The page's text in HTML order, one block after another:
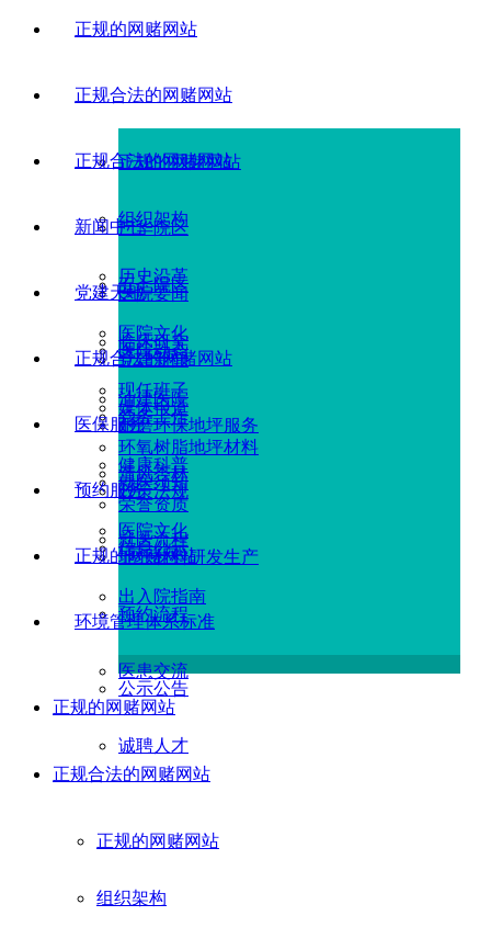
正规的网赌网站
正规合法的网赌网站
正规的网赌网站
组织架构
历史沿革
医院文化
现任班子
环氧树脂地坪材料
荣誉资质
正规合法的网赌网站
广华院区
五七院区
临床研究
油建医院
新闻中心
医院要闻
医院动态
媒体报道
健康科普
党建天地
党建新闻
党务工作
清风杏林
医院文化
正规合法的网赌网站
耐磨环保地坪服务
就医须知
就医流程
出入院指南
医保服务
政策法规
信息公示
预约服务
地坪材料研发生产
预约流程
医患交流
正规的网赌网站
环境管理体系标准
公示公告
诚聘人才
正规的网赌网站
正规合法的网赌网站
正规的网赌网站
组织架构